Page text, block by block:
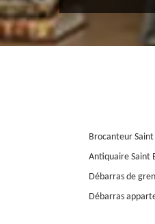
Brocanteur Saint
Antiquaire Saint
Débarras de
Débarras